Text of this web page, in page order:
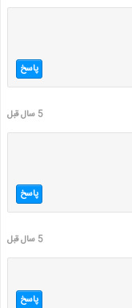
پاسخ
5 سال قبل
پاسخ
5 سال قبل
پاسخ